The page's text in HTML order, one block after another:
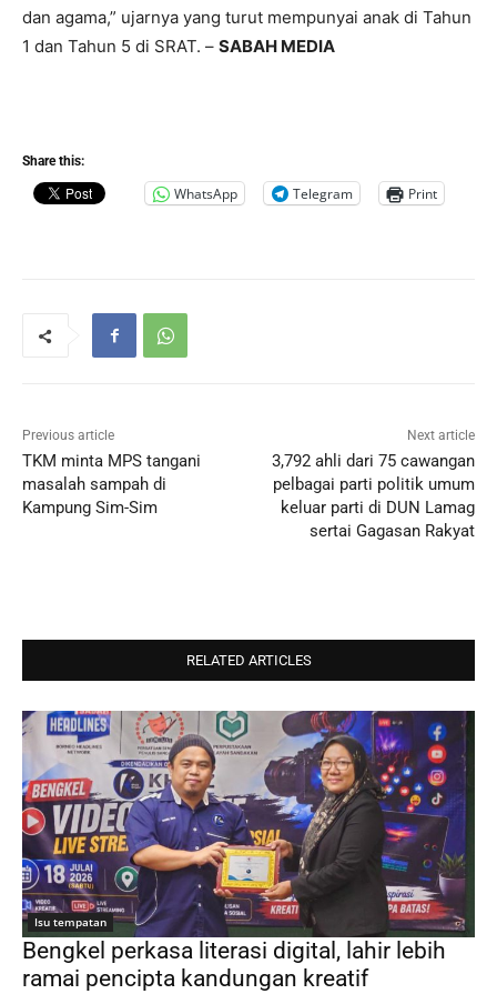
dan agama,” ujarnya yang turut mempunyai anak di Tahun
1 dan Tahun 5 di SRAT. – SABAH MEDIA
Share this:
WhatsApp Telegram Print
Previous article
TKM minta MPS tangani
masalah sampah di
Kampung Sim-Sim
Next article
3,792 ahli dari 75 cawangan
pelbagai parti politik umum
keluar parti di DUN Lamag
sertai Gagasan Rakyat
RELATED ARTICLES
Isu tempatan
Bengkel perkasa literasi digital, lahir lebih
ramai pencipta kandungan kreatif